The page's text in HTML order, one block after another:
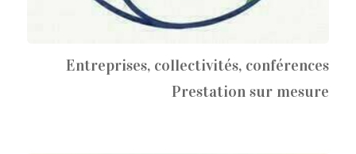
Entreprises, collectivités, conférences
Prestation sur mesure